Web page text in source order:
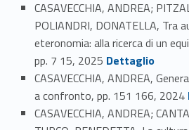
CASAVECCHIA, ANDREA;
POLIANDRI, DONATELLA, Tra
eteronomia: alla ricerca di un
pp. 7 15, 2025 Link identifier #identifier_person_3925-29
Dettaglio
CASAVECCHIA, ANDREA,
a confronto, pp. 151 166, 2024 Link
CASAVECCHIA, ANDREA;